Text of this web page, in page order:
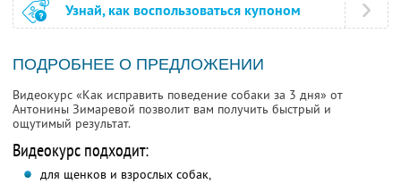
Узнай, как воспользоваться купоном
ПОДРОБНЕЕ О ПРЕДЛОЖЕНИИ
Видеокурс «Как исправить поведение собаки за 3 дня» от
Антонины Зимаревой позволит вам получить быстрый и
ощутимый результат.
Видеокурс подходит:
для щенков и взрослых собак,